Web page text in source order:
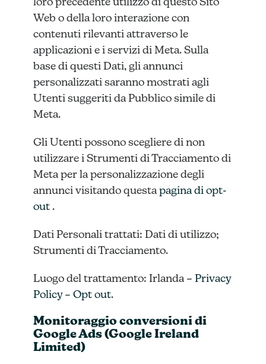
loro precedente utilizzo di questo Sito
Web o della loro interazione con
contenuti rilevanti attraverso le
applicazioni e i servizi di Meta. Sulla
base di questi Dati, gli annunci
personalizzati saranno mostrati agli
Utenti suggeriti da Pubblico simile di
Meta.
Gli Utenti possono scegliere di non
utilizzare i Strumenti di Tracciamento di
Meta per la personalizzazione degli
annunci visitando questa pagina di opt-
out .
Dati Personali trattati: Dati di utilizzo;
Strumenti di Tracciamento.
Luogo del trattamento: Irlanda – Privacy
Policy– Opt out.
Monitoraggio conversioni di
Google Ads (Google Ireland
Limited)